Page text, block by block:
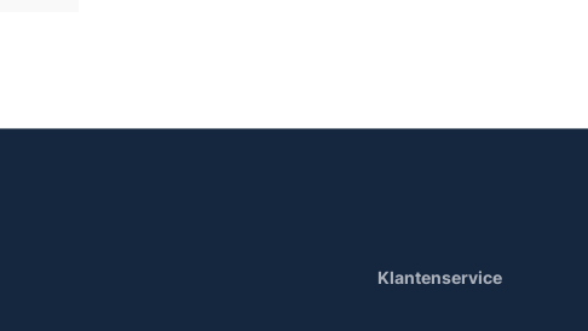
Klantenservice